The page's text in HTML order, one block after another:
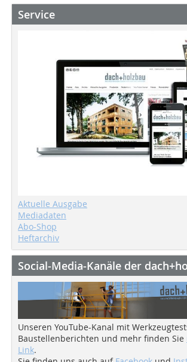
Service
Aktuelle Ausgabe
Mediadaten
Abo-Shop
Heftarchiv
Social-Media-Kanäle der
Unseren YouTube-Kanal mit
Baustellenberichten und mehr finden Sie
Link.